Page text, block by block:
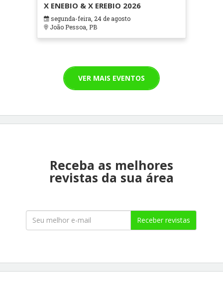
X ENEBIO & X EREBIO 2026
segunda-feira, 24 de agosto
João Pessoa, PB
VER MAIS EVENTOS
Receba as melhores
revistas da sua área
Receber revistas